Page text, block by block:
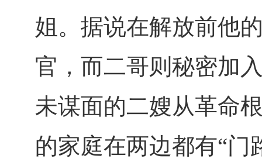
姐。据说在解放前他
官，而二哥则秘密加
未谋面的二嫂从革命
的家庭在两边都有“门